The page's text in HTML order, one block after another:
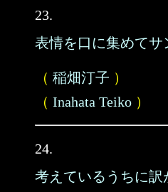
23.
表情を口に集めてサ
（ 稲畑汀子 ）
（ Inahata Teiko ）
24.
考えているうちに